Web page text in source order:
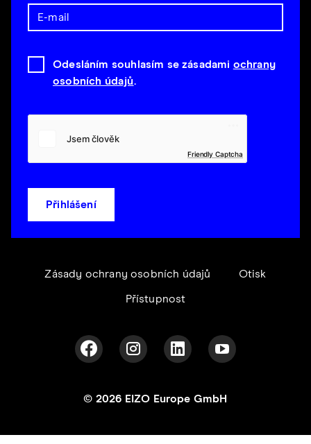
Odesláním souhlasím se zásadami ochrany
osobních údajů.
Friendly Captcha
Přihlášení
Zásady ochrany osobních údajů Otisk
Přístupnost
© 2026 EIZO Europe GmbH